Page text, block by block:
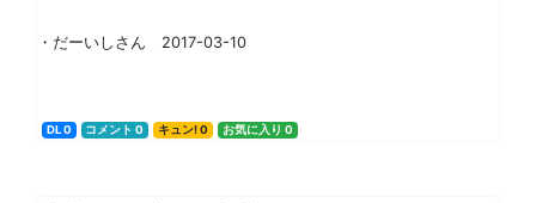
・だーいしさん 2017-03-10
DL 0 コメント 0 キュン! 0 お気に入り 0